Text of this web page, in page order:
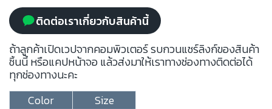
ติดต่อเราเกี่ยวกับสินค้านี้
ถ้าลูกค้าเปิดเวปจากคอมพิวเตอร์ รบกวนแชร์ลิงก์ของสินค้า
ชิ้นนี้ หรือแคปหน้าจอ แล้วส่งมาให้เราทางช่องทางติดต่อได้
ทุกช่องทางนะคะ
Color
Size